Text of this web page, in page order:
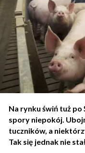
Na rynku świń tuż po
spory niepokój.
tuczników, a
Tak się jednak nie